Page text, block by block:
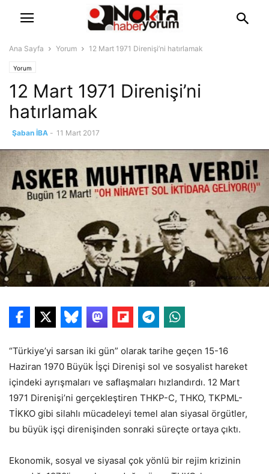
Ana Sayfa Yorum 12 Mart 1971 Direnişi’ni hatırlamak
Yorum
12 Mart 1971 Direnişi’ni
hatırlamak
Şaban İBA - 11 Mart 2017
“Türkiye’yi sarsan iki gün” olarak tarihe geçen 15-16
Haziran 1970 Büyük İşçi Direnişi sol ve sosyalist hareket
içindeki ayrışmaları ve saflaşmaları hızlandırdı. 12 Mart
1971 Direnişi’ni gerçekleştiren THKP-C, THKO, TKPML-
TİKKO gibi silahlı mücadeleyi temel alan siyasal örgütler,
bu büyük işçi direnişinden sonraki süreçte ortaya çıktı.
Ekonomik, sosyal ve siyasal çok yönlü bir rejim krizinin